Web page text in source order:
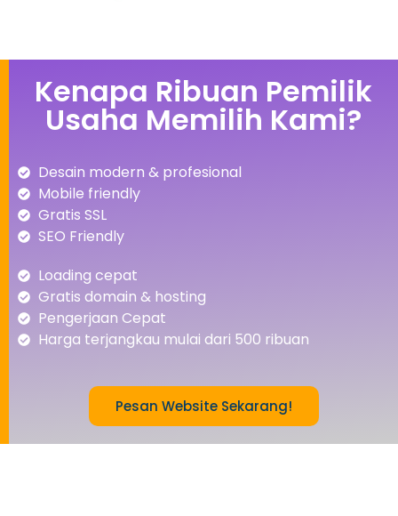
Kenapa Ribuan Pemilik
Usaha Memilih Kami?
Desain modern & profesional
Mobile friendly
Gratis SSL
SEO Friendly
Loading cepat
Gratis domain & hosting
Pengerjaan Cepat
Harga terjangkau mulai dari 500 ribuan
Pesan Website Sekarang!